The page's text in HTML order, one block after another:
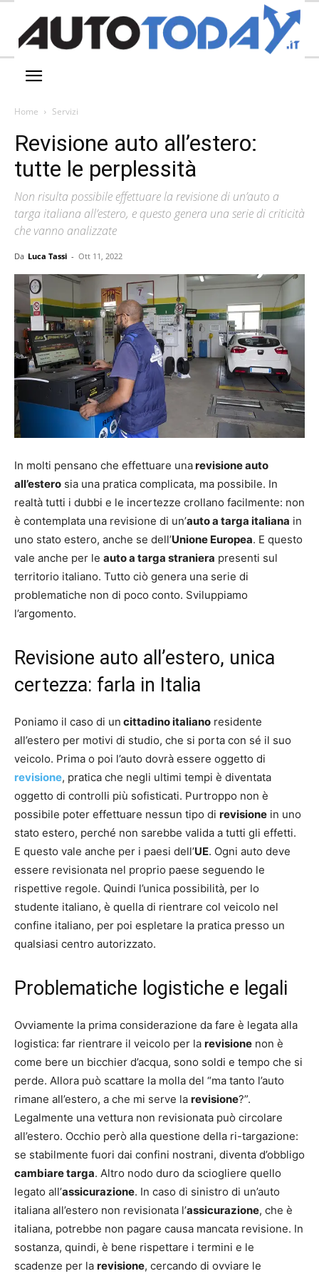
Home Servizi
Revisione auto all’estero:
tutte le perplessità
Non risulta possibile effettuare la revisione di un’auto a
targa italiana all’estero, e questo genera una serie di criticità
che vanno analizzate
Da Luca Tassi - Ott 11, 2022
In molti pensano che effettuare unarevisione auto
all’estero sia una pratica complicata, ma possibile. In
realtà tutti i dubbi e le incertezze crollano facilmente: non
è contemplata una revisione di un’auto a targa italiana in
uno stato estero, anche se dell’Unione Europea. E questo
vale anche per le auto a targa straniera presenti sul
territorio italiano. Tutto ciò genera una serie di
problematiche non di poco conto. Sviluppiamo
l’argomento.
Revisione auto all’estero, unica
certezza: farla in Italia
Poniamo il caso di un cittadino italiano residente
all’estero per motivi di studio, che si porta con sé il suo
veicolo. Prima o poi l’auto dovrà essere oggetto di
revisione, pratica che negli ultimi tempi è diventata
oggetto di controlli più sofisticati. Purtroppo non è
possibile poter effettuare nessun tipo di revisione in uno
stato estero, perché non sarebbe valida a tutti gli effetti.
E questo vale anche per i paesi dell’UE. Ogni auto deve
essere revisionata nel proprio paese seguendo le
rispettive regole. Quindi l’unica possibilità, per lo
studente italiano, è quella di rientrare col veicolo nel
confine italiano, per poi espletare la pratica presso un
qualsiasi centro autorizzato.
Problematiche logistiche e legali
Ovviamente la prima considerazione da fare è legata alla
logistica: far rientrare il veicolo per la revisione non è
come bere un bicchier d’acqua, sono soldi e tempo che si
perde. Allora può scattare la molla del “ma tanto l’auto
rimane all’estero, a che mi serve la revisione?”.
Legalmente una vettura non revisionata può circolare
all’estero. Occhio però alla questione della ri-targazione:
se stabilmente fuori dai confini nostrani, diventa d’obbligo
cambiare targa. Altro nodo duro da sciogliere quello
legato all’assicurazione. In caso di sinistro di un’auto
italiana all’estero non revisionata l’assicurazione, che è
italiana, potrebbe non pagare causa mancata revisione. In
sostanza, quindi, è bene rispettare i termini e le
scadenze per la revisione, cercando di ovviare le